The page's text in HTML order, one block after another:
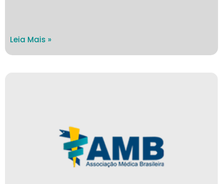
Leia Mais »